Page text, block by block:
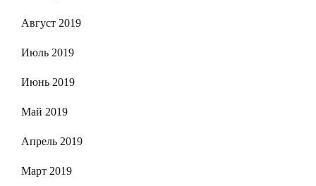
Август 2019
Июль 2019
Июнь 2019
Май 2019
Апрель 2019
Март 2019